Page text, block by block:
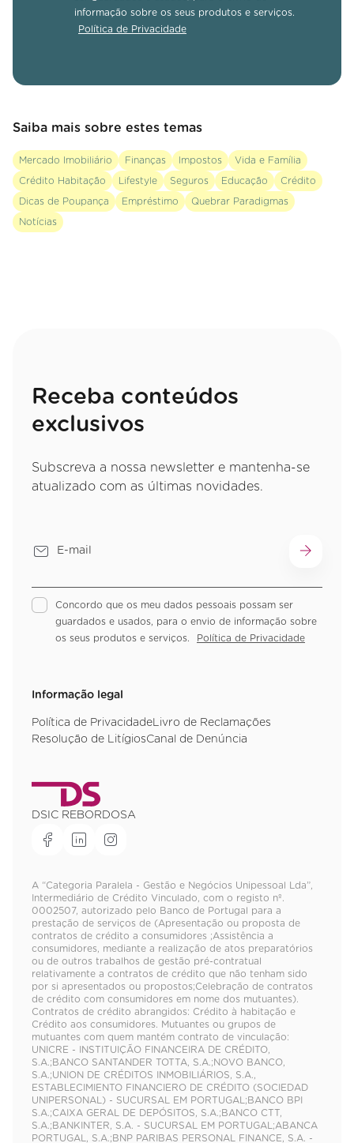
informação sobre os seus produtos e serviços.
Política de Privacidade
Saiba mais sobre estes temas
Mercado Imobiliário Finanças Impostos Vida e Família
Crédito Habitação Lifestyle Seguros Educação Crédito
Dicas de Poupança Empréstimo Quebrar Paradigmas
Notícias
Receba conteúdos
exclusivos
Subscreva a nossa newsletter e mantenha-se
atualizado com as últimas novidades.
Concordo que os meu dados pessoais possam ser
guardados e usados, para o envio de informação sobre
os seus produtos e serviços.
Política de Privacidade
Informação legal
Política de Privacidade Livro de Reclamações
Resolução de LitígiosCanal de Denúncia
DSIC REBORDOSA
A “Categoria Paralela - Gestão e Negócios Unipessoal Lda”,
Intermediário de Crédito Vinculado, com o registo nº.
0002507, autorizado pelo Banco de Portugal para a
prestação de serviços de (Apresentação ou proposta de
contratos de crédito a consumidores ;Assistência a
consumidores, mediante a realização de atos preparatórios
ou de outros trabalhos de gestão pré-contratual
relativamente a contratos de crédito que não tenham sido
por si apresentados ou propostos;Celebração de contratos
de crédito com consumidores em nome dos mutuantes).
Contratos de crédito abrangidos: Crédito à habitação e
Crédito aos consumidores. Mutuantes ou grupos de
mutuantes com quem mantém contrato de vinculação:
UNICRE - INSTITUIÇÃO FINANCEIRA DE CRÉDITO,
S.A.;BANCO SANTANDER TOTTA, S.A.;NOVO BANCO,
S.A.;UNION DE CRÉDITOS INMOBILIÁRIOS, S.A.,
ESTABLECIMIENTO FINANCIERO DE CRÉDITO (SOCIEDAD
UNIPERSONAL) - SUCURSAL EM PORTUGAL;BANCO BPI
S.A.;CAIXA GERAL DE DEPÓSITOS, S.A.;BANCO CTT,
S.A.;BANKINTER, S.A. - SUCURSAL EM PORTUGAL;ABANCA
PORTUGAL, S.A.;BNP PARIBAS PERSONAL FINANCE, S.A. -